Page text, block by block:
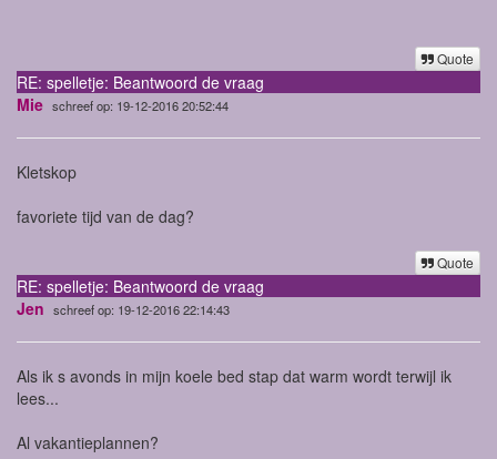
Quote
RE: spelletje: Beantwoord de vraag
Mie schreef op: 19-12-2016 20:52:44
Kletskop
favoriete tijd van de dag?
Quote
RE: spelletje: Beantwoord de vraag
Jen schreef op: 19-12-2016 22:14:43
Als ik s avonds in mijn koele bed stap dat warm wordt terwijl ik
lees...
Al vakantieplannen?